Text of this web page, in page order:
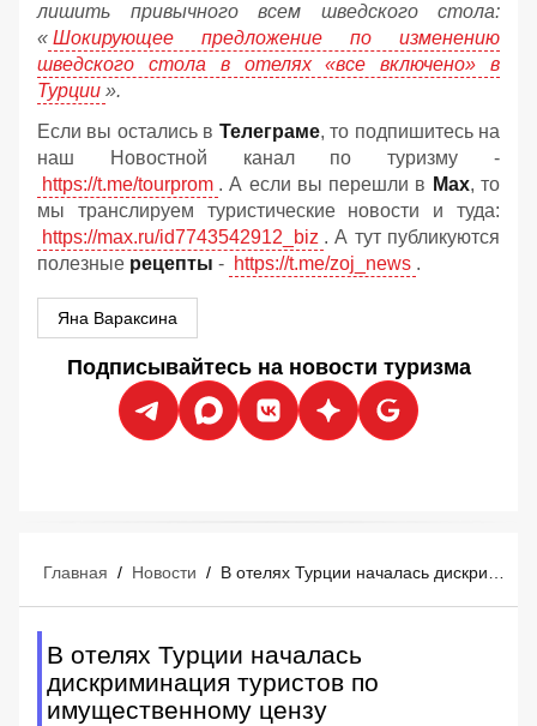
лишить привычного всем шведского стола:
« Шокирующее предложение по изменению
шведского стола в отелях «все включено» в
Турции ».
Если вы остались в Телеграме, то подпишитесь на
наш Новостной канал по туризму -
https://t.me/tourprom . А если вы перешли в Мах, то
мы транслируем туристические новости и туда:
https://max.ru/id7743542912_biz . А тут публикуются
полезные рецепты - https://t.me/zoj_news .
Яна Вараксина
Подписывайтесь на новости туризма
Главная / Новости / В отелях Турции началась дискриминация туристов по имущественному цензу
В отелях Турции началась
дискриминация туристов по
имущественному цензу